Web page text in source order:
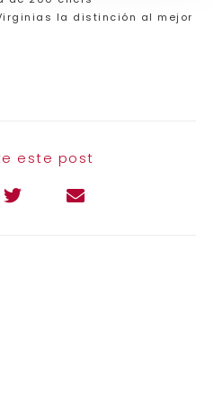
la distinción al mejor
este post